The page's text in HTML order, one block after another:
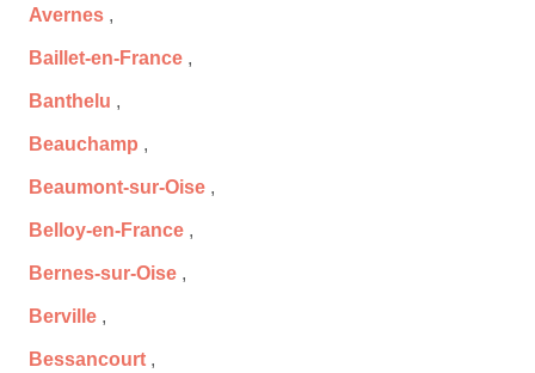
Avernes ,
Baillet-en-France ,
Banthelu ,
Beauchamp ,
Beaumont-sur-Oise ,
Belloy-en-France ,
Bernes-sur-Oise ,
Berville ,
Bessancourt ,